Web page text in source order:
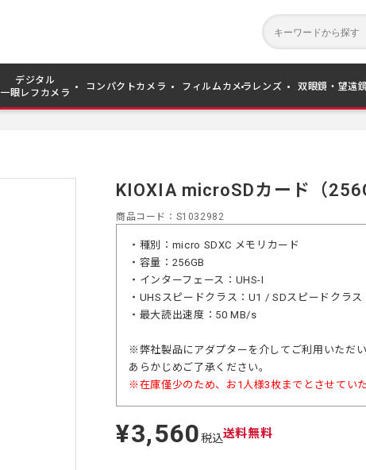
デジタル
一眼レフカメラ
コンパクトカメラ フィルムカメラ レンズ 双眼鏡・望遠鏡
KIOXIA microSDカード（
商品コード S1032982
・種別：micro SDXC メモリカード
・容量：256GB
・インターフェース：UHS-I
・UHSスピードクラス：U1 / SDスピードクラス
・最大読出速度：50 MB/s
※弊社製品にアダプターを介してご利用いただ
あらかじめご了承ください。
※在庫僅少のため、お1人様3枚までとさせていた
定
価
¥3,560税込送料無料